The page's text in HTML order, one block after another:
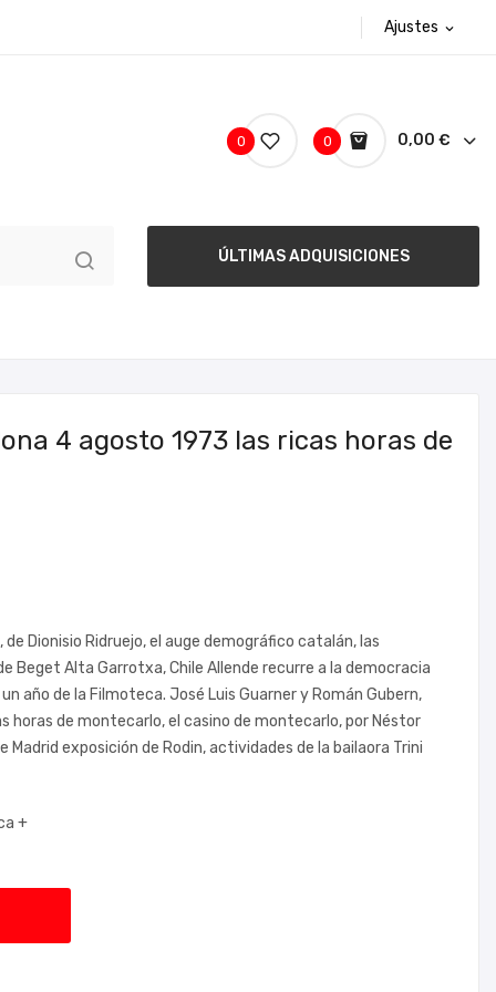
Ajustes expand_more
0 0,00 €
0
ÚLTIMAS ADQUISICIONES
4 agosto 1973 las ricas horas de
Dionisio Ridruejo, el auge demográfico catalán, las
Beget Alta Garrotxa, Chile Allende recurre a la democracia
año de la Filmoteca. José Luis Guarner y Román Gubern,
horas de montecarlo, el casino de montecarlo, por Néstor
Madrid exposición de Rodin, actividades de la bailaora Trini
+